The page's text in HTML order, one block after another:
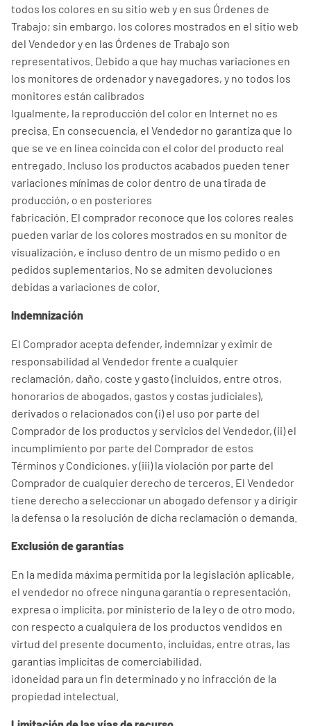
todos los colores en su sitio web y en sus Órdenes de
Trabajo; sin embargo, los colores mostrados en el sitio web
del Vendedor y en las Órdenes de Trabajo son
representativos. Debido a que hay muchas variaciones en
los monitores de ordenador y navegadores, y no todos los
monitores están calibrados
Igualmente, la reproducción del color en Internet no es
precisa. En consecuencia, el Vendedor no garantiza que lo
que se ve en línea coincida con el color del producto real
entregado. Incluso los productos acabados pueden tener
variaciones mínimas de color dentro de una tirada de
producción, o en posteriores
fabricación. El comprador reconoce que los colores reales
pueden variar de los colores mostrados en su monitor de
visualización, e incluso dentro de un mismo pedido o en
pedidos suplementarios. No se admiten devoluciones
debidas a variaciones de color.
Indemnización
El Comprador acepta defender, indemnizar y eximir de
responsabilidad al Vendedor frente a cualquier
reclamación, daño, coste y gasto (incluidos, entre otros,
honorarios de abogados, gastos y costas judiciales),
derivados o relacionados con (i) el uso por parte del
Comprador de los productos y servicios del Vendedor, (ii) el
incumplimiento por parte del Comprador de estos
Términos y Condiciones, y (iii) la violación por parte del
Comprador de cualquier derecho de terceros. El Vendedor
tiene derecho a seleccionar un abogado defensor y a dirigir
la defensa o la resolución de dicha reclamación o demanda.
Exclusión de garantías
En la medida máxima permitida por la legislación aplicable,
el vendedor no ofrece ninguna garantía o representación,
expresa o implícita, por ministerio de la ley o de otro modo,
con respecto a cualquiera de los productos vendidos en
virtud del presente documento, incluidas, entre otras, las
garantías implícitas de comerciabilidad,
idoneidad para un fin determinado y no infracción de la
propiedad intelectual.